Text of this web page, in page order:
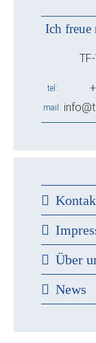
Ich freue
tel
mail
Über
News